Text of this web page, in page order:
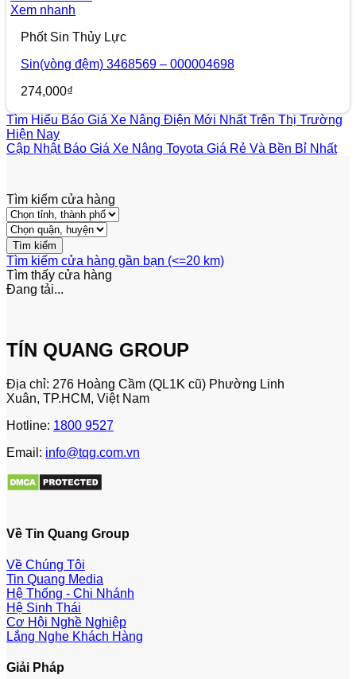
Xem nhanh
Phốt Sin Thủy Lực
Sin(vòng đệm) 3468569 – 000004698
274,000₫
Tìm Hiểu Báo Giá Xe Nâng Điện Mới Nhất Trên Thị Trường
Hiện Nay
Cập Nhật Báo Giá Xe Nâng Toyota Giá Rẻ Và Bền Bỉ Nhất
Tìm kiếm cửa hàng
Tìm kiếm cửa hàng gần bạn (<=20 km)
Tìm thấy cửa hàng
Đang tải...
TÍN QUANG GROUP
Địa chỉ: 276 Hoàng Cầm (QL1K cũ) Phường Linh
Xuân, TP.HCM, Việt Nam
Hotline: 1800 9527
Email: info@tqg.com.vn
Về Tin Quang Group
Về Chúng Tôi
Tin Quang Media
Hệ Thống - Chi Nhánh
Hệ Sinh Thái
Cơ Hội Nghề Nghiệp
Lắng Nghe Khách Hàng
Giải Pháp